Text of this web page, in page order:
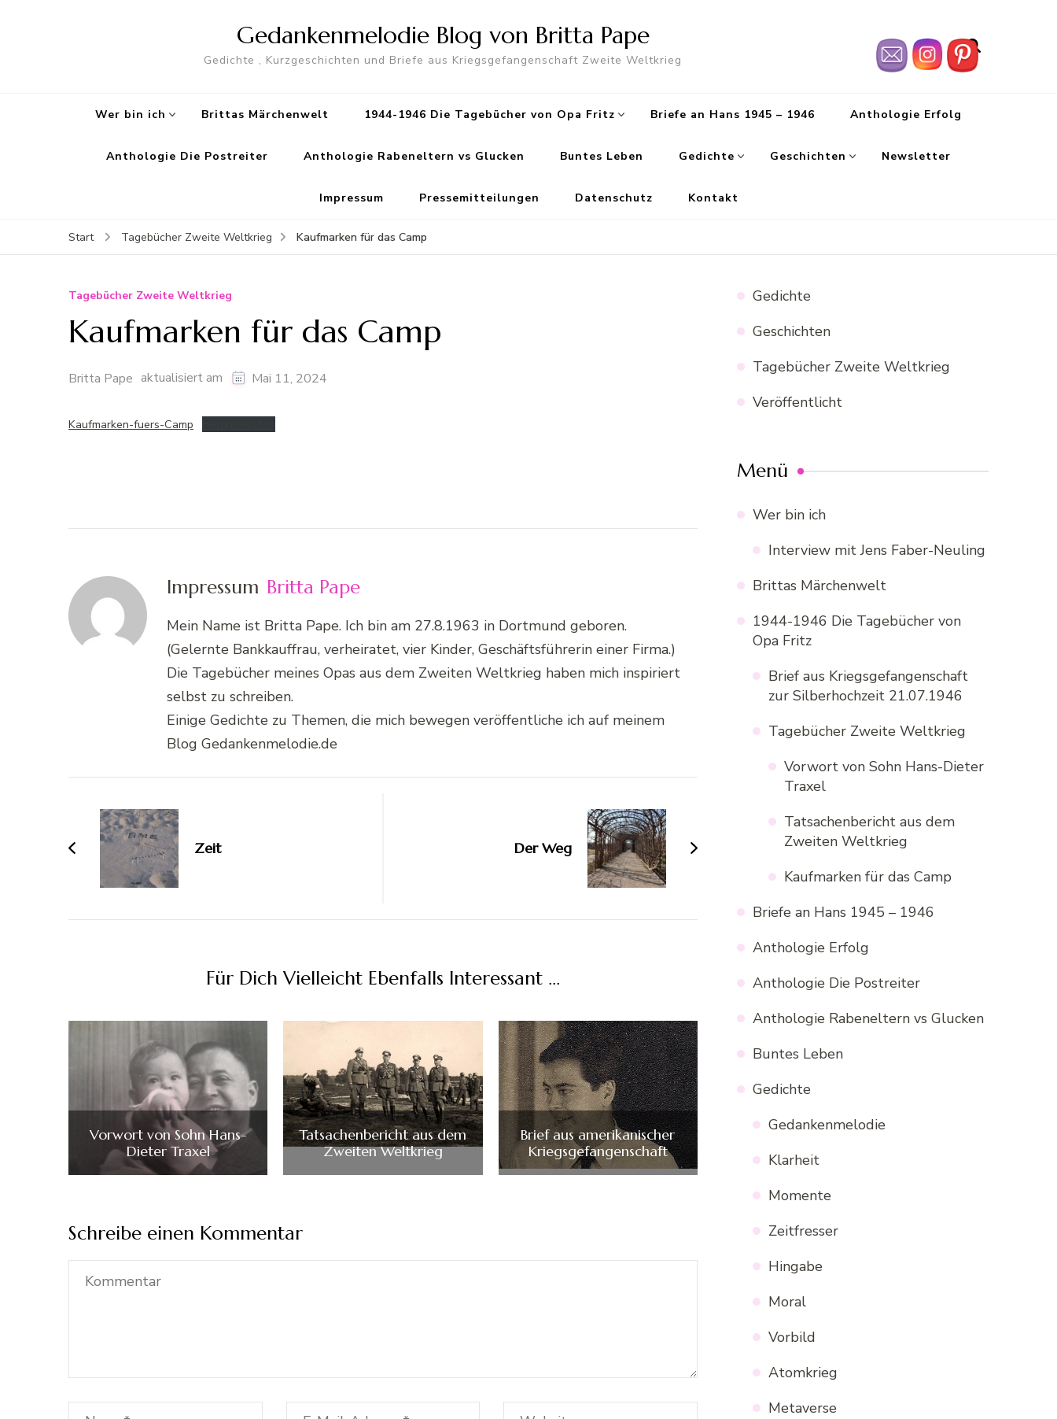
Gedankenmelodie Blog von Britta Pape
Gedichte , Kurzgeschichten und Briefe aus Kriegsgefangenschaft Zweite Weltkrieg
Wer bin ich Brittas Märchenwelt 1944-1946 Die Tagebücher von Opa Fritz Briefe an Hans 1945 – 1946 Anthologie Erfolg
Anthologie Die Postreiter Anthologie Rabeneltern vs Glucken Buntes Leben Gedichte Geschichten Newsletter
Impressum Pressemitteilungen Datenschutz Kontakt
Start Tagebücher Zweite Weltkrieg Kaufmarken für das Camp
Tagebücher Zweite Weltkrieg
Kaufmarken für das Camp
Britta Pape aktualisiert am Mai 11, 2024
Kaufmarken-fuers-Camp
Impressum Britta Pape
Mein Name ist Britta Pape. Ich bin am 27.8.1963 in Dortmund geboren.
(Gelernte Bankkauffrau, verheiratet, vier Kinder, Geschäftsführerin einer Firma.)
Die Tagebücher meines Opas aus dem Zweiten Weltkrieg haben mich inspiriert
selbst zu schreiben.
Einige Gedichte zu Themen, die mich bewegen veröffentliche ich auf meinem
Blog Gedankenmelodie.de
Zeit Der Weg
Für Dich Vielleicht Ebenfalls Interessant …
Vorwort von Sohn Hans-
Dieter Traxel
Tatsachenbericht aus dem
Zweiten Weltkrieg
Brief aus amerikanischer
Kriegsgefangenschaft
Schreibe einen Kommentar
Gedichte
Geschichten
Tagebücher Zweite Weltkrieg
Veröffentlicht
Menü
Wer bin ich
Interview mit Jens Faber-Neuling
Brittas Märchenwelt
1944-1946 Die Tagebücher von
Opa Fritz
Brief aus Kriegsgefangenschaft
zur Silberhochzeit 21.07.1946
Tagebücher Zweite Weltkrieg
Vorwort von Sohn Hans-Dieter
Traxel
Tatsachenbericht aus dem
Zweiten Weltkrieg
Kaufmarken für das Camp
Briefe an Hans 1945 – 1946
Anthologie Erfolg
Anthologie Die Postreiter
Anthologie Rabeneltern vs Glucken
Buntes Leben
Gedichte
Gedankenmelodie
Klarheit
Momente
Zeitfresser
Hingabe
Moral
Vorbild
Atomkrieg
Metaverse